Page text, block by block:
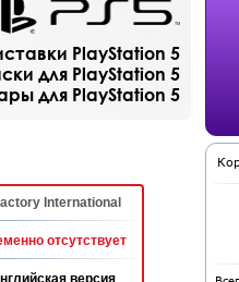
PlayStation 5
для PlayStation 5
для PlayStation 5
International
отсутствует
версия